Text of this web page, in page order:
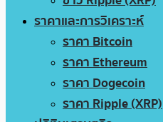
ราคาและการวิเคราะห์
ราคา Bitcoin
ราคา Ethereum
ราคา Dogecoin
ราคา Ripple (XRP)